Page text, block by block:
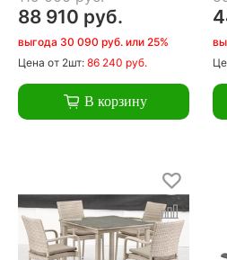
88 910 руб.
выгода 30 090 руб. или 25%
Цена от 2шт: 86 240 руб.
В корзину